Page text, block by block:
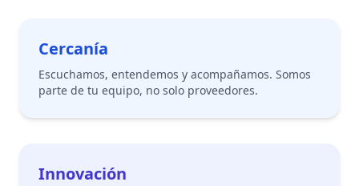
Cercanía
Escuchamos, entendemos y acompañamos. Somos
parte de tu equipo, no solo proveedores.
Innovación